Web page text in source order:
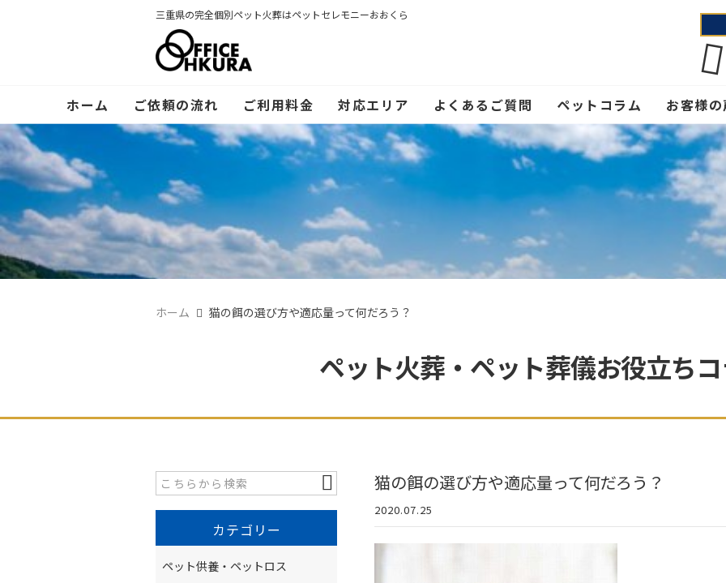
三重県の完全個別ペット火葬はペットセレモニーおおくら
ホーム ご依頼の流れ ご利用料金 対応エリア よくあるご質問 ペットコラム お客様
ホーム 猫の餌の選び方や適応量って何だろう？
ペット火葬・ペット葬儀お役立ち
猫の餌の選び方や適応量って何だろう？
2020.07.25
カテゴリー
ペット供養・ペットロス